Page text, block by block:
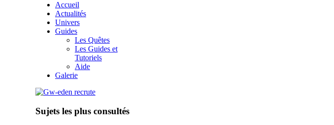
Accueil
Actualités
Univers
Guides
Les Quêtes
Les Guides et
Tutoriels
Aide
Galerie
Sujets les plus consultés